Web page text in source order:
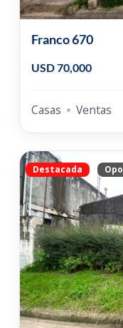
Franco 670
USD 70,000
Casas Ventas
Destacada